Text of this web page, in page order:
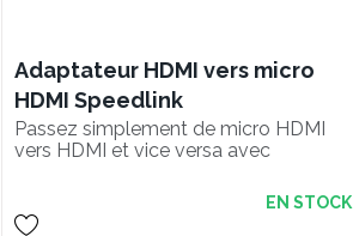
Adaptateur HDMI vers micro
HDMI Speedlink
Passez simplement de micro HDMI
vers HDMI et vice versa avec
EN STOCK